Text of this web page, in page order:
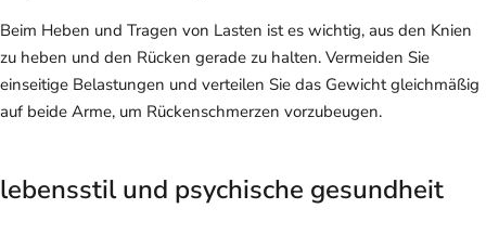
Beim Heben und Tragen von Lasten ist es wichtig, aus den Knien
zu heben und den Rücken gerade zu halten. Vermeiden Sie
einseitige Belastungen und verteilen Sie das Gewicht gleichmäßig
auf beide Arme, um Rückenschmerzen vorzubeugen.
lebensstil und psychische gesundheit